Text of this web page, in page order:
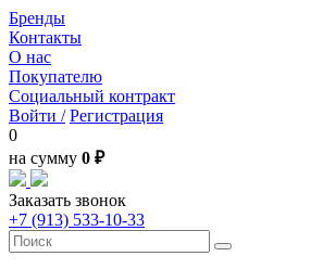
Бренды
Контакты
О нас
Покупателю
Социальный контракт
Войти / Регистрация
0
на сумму 0 ₽
Заказать звонок
+7 (913) 533-10-33